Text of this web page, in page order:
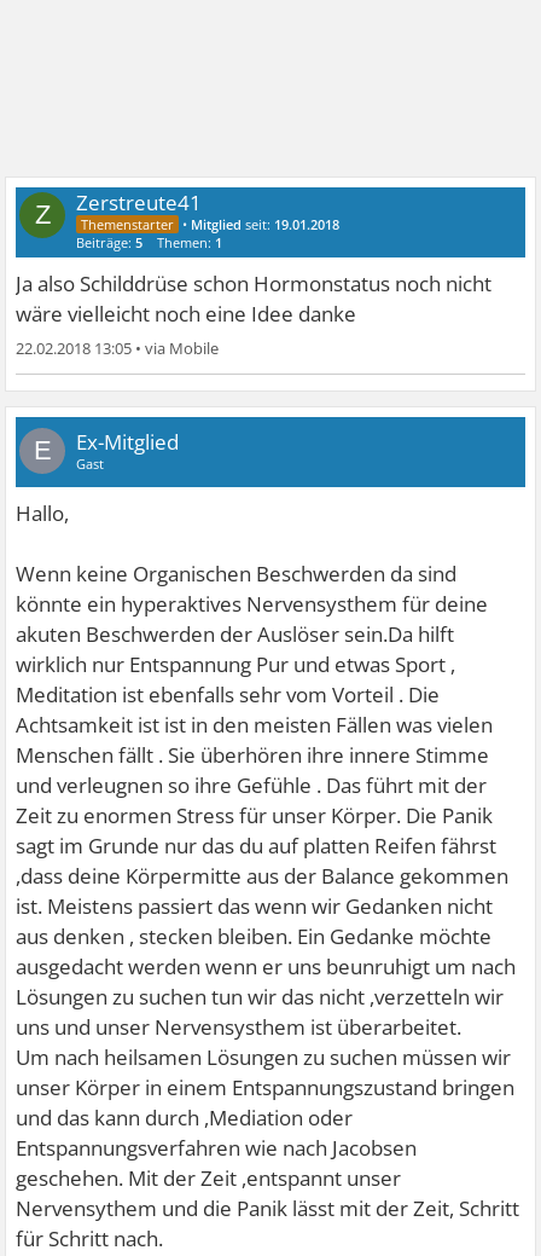
Z Zerstreute41
• Mitglied seit: 19.01.2018
Beiträge:5 Themen: 1
Ja also Schilddrüse schon Hormonstatus noch nicht
wäre vielleicht noch eine Idee danke
22.02.2018 13:05 •
E Ex-Mitglied
Gast
Hallo,
Wenn keine Organischen Beschwerden da sind
könnte ein hyperaktives Nervensysthem für deine
akuten Beschwerden der Auslöser sein.Da hilft
wirklich nur Entspannung Pur und etwas Sport ,
Meditation ist ebenfalls sehr vom Vorteil . Die
Achtsamkeit ist ist in den meisten Fällen was vielen
Menschen fällt . Sie überhören ihre innere Stimme
und verleugnen so ihre Gefühle . Das führt mit der
Zeit zu enormen Stress für unser Körper. Die Panik
sagt im Grunde nur das du auf platten Reifen fährst
,dass deine Körpermitte aus der Balance gekommen
ist. Meistens passiert das wenn wir Gedanken nicht
aus denken , stecken bleiben. Ein Gedanke möchte
ausgedacht werden wenn er uns beunruhigt um nach
Lösungen zu suchen tun wir das nicht ,verzetteln wir
uns und unser Nervensysthem ist überarbeitet.
Um nach heilsamen Lösungen zu suchen müssen wir
unser Körper in einem Entspannungszustand bringen
und das kann durch ,Mediation oder
Entspannungsverfahren wie nach Jacobsen
geschehen. Mit der Zeit ,entspannt unser
Nervensythem und die Panik lässt mit der Zeit, Schritt
für Schritt nach.